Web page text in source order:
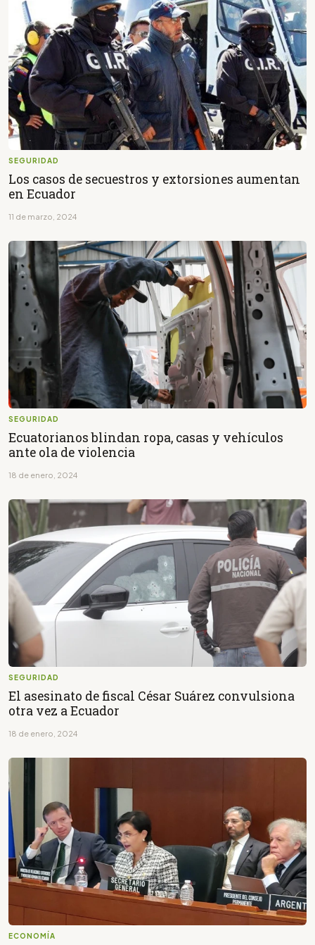
SEGURIDAD
Los casos de secuestros y extorsiones aumentan
en Ecuador
11 de marzo, 2024
SEGURIDAD
Ecuatorianos blindan ropa, casas y vehículos
ante ola de violencia
18 de enero, 2024
SEGURIDAD
El asesinato de fiscal César Suárez convulsiona
otra vez a Ecuador
18 de enero, 2024
ECONOMÍA